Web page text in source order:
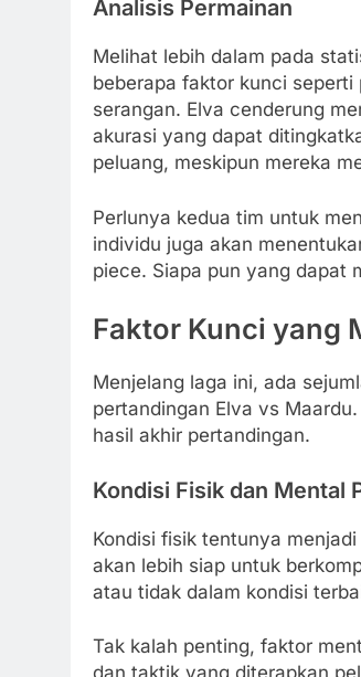
Analisis Permainan
Melihat lebih dalam pada
beberapa faktor kunci
serangan. Elva cenderung
akurasi yang dapat
peluang, meskipun mereka
Perlunya kedua tim untuk
individu juga akan
piece. Siapa pun yang dapat
Faktor Kunci yang
Menjelang laga ini, ada
pertandingan Elva vs
hasil akhir pertandingan.
Kondisi Fisik dan Mental
Kondisi fisik tentunya
akan lebih siap untuk
atau tidak dalam kondisi
Tak kalah penting, faktor